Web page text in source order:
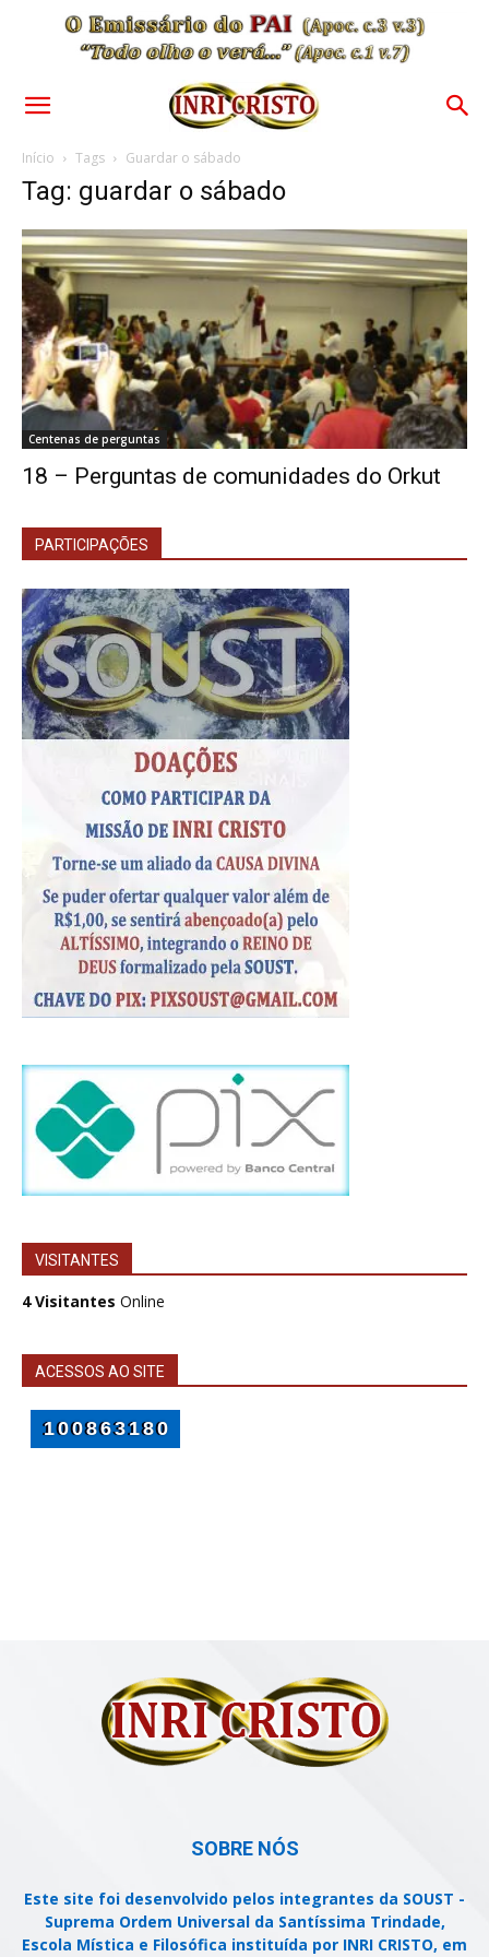
Início Tags Guardar o sábado
Tag: guardar o sábado
Centenas de perguntas
18 – Perguntas de comunidades do Orkut
PARTICIPAÇÕES
VISITANTES
4 Visitantes Online
ACESSOS AO SITE
SOBRE NÓS
Este site foi desenvolvido pelos integrantes da SOUST -
Suprema Ordem Universal da Santíssima Trindade,
Escola Mística e Filosófica instituída por INRI CRISTO, em